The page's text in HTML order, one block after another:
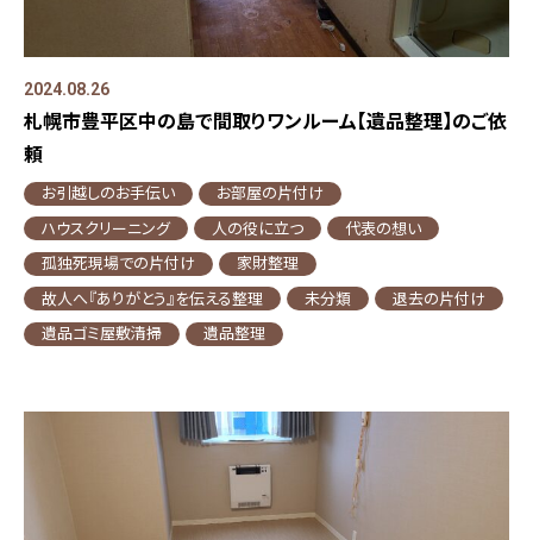
2024.08.26
札幌市豊平区中の島で間取りワンルーム【遺品整理】のご依
頼
お引越しのお手伝い
お部屋の片付け
ハウスクリーニング
人の役に立つ
代表の想い
孤独死現場での片付け
家財整理
故人へ『ありがとう』を伝える整理
未分類
退去の片付け
遺品ゴミ屋敷清掃
遺品整理